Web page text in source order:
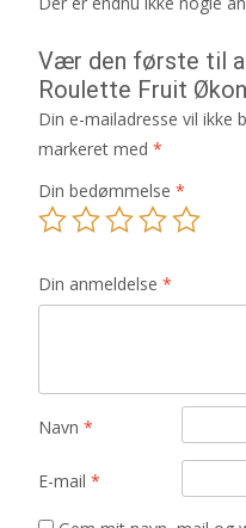
Vær den første til
Roulette Fruit
Din e-mailadresse vil ikke
markeret med *
Din bedømmelse *
Din anmeldelse *
Navn *
E-mail *